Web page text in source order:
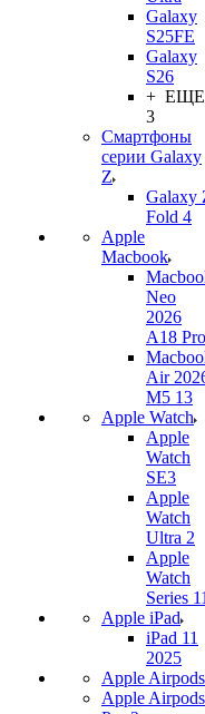
Galaxy
S25FE
Galaxy
S26
+ ЕЩЕ
3
Смартфоны
серии Galaxy
Z
Galaxy
Fold 4
Apple
Macbook
Neo
2026
A18 Pro
Air
M5 13
Apple Watch
Apple
Watch
SE3
Apple
Watch
Ultra 2
Apple
Watch
Series 11
Apple iPad
iPad 11
2025
Apple Airpods
Apple Airpods